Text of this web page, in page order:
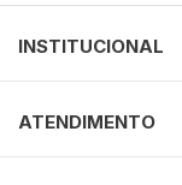
INSTITUCIONAL
ATENDIMENTO